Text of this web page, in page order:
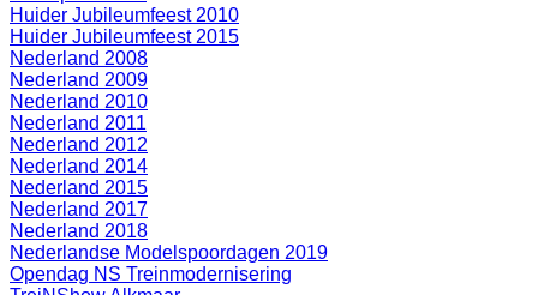
Huider Jubileumfeest 2010
Huider Jubileumfeest 2015
Nederland 2008
Nederland 2009
Nederland 2010
Nederland 2011
Nederland 2012
Nederland 2014
Nederland 2015
Nederland 2017
Nederland 2018
Nederlandse Modelspoordagen 2019
Opendag NS Treinmodernisering